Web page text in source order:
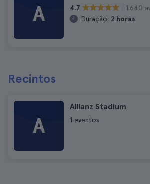
A 4.7
1.640
Duração: 2 horas
Recintos
A
Allianz Stadium
1 eventos